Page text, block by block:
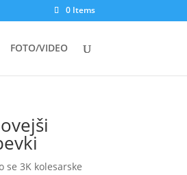
0 Items
FOTO/VIDEO
se 3K kolesarske